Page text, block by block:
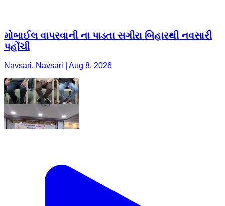
મોબાઈલ વાપરવાની ના પાડતા સગીરા બિહારથી નવસારી
પહોંચી
Navsari, Navsari | Aug 8, 2026